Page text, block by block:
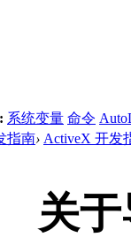
系统变量 命令
指南› ActiveX 开发
关